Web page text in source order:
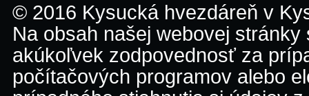
© 2016 Kysucká hvezdáreň v
Na obsah našej webovej
akúkoľvek zodpovednosť za
počítačových programov alebo